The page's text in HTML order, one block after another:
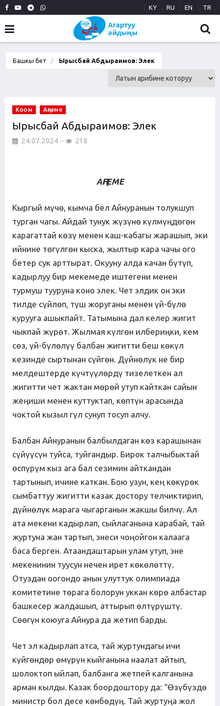
KY RU EN TR
Башкы бет Ырысбай Абдыраимов: Элек
Коом Аңгеме
Ырысбай Абдыраимов: Элек
24.07.2024 218
АҢГЕМЕ
Кыргый мүчө, кымча бел Айнуранын толукшуп
турган чагы. Айдай тунук жүзүнө күлмүңдөгөн
карагаттай көзү менен каш-кабагы жарашып, эки
ийнине төгүлгөн кыска, жылтыр кара чачы ого
бетер сук арттырат. Окууну алда качан бүтүп,
кадырлуу бир мекемеде иштегени менен
турмуш тууруна коно элек. Чет элдик он эки
тилде сүйлөп, түш жоруганы менен үй-бүлө
курууга ашыкпайт. Татымына дал келер жигит
чыкпай жүрөт. Жылмая күлгөн илбериңки, кем
сөз, үй-бүлөлүү балбан жигитти беш көкүл
кезинде сыртынан сүйгөн. Дүйнөлүк не бир
мелдештерде күчтүүлөрдү тизелеткен ал
жигитти чет жактан мөрөй утуп кайткан сайын
жеңиши менен куттуктап, көптүн арасында
чоктой кызыл гүл сунуп тосуп алчу.
Балбан Айнуранын балбылдаган көз карашынан
сүйүүсүн туйса, туйгандыр. Бирок талчыбыктай
өспүрүм кыз ага бал сезимин айткандан
тартынып, ичине каткан. Бою узун, кең көкүрөк
сымбаттуу жигитти казак достору телчиктирип,
дүйнөлүк марага чыгарганын жакшы билчү. Ал
ата мекени кадырлап, сыйлаганына карабай, тай
журтуна жан тартып, энеси чоңойгон калаага
баса берген. Атаандаштарын улам утуп, эне
мекенинин туусун нечен ирет көкөлөттү.
Отуздан оогондо анын улуттук олимпиада
комитетине төрага болорун уккан көрө албастар
башкесер жалдашып, аттырып өлтүрүштү.
Сөөгүн коюуга Айнура да жетип барды.
Чет эл кадырлап атса, тай журтундагы ичи
күйгөндөр өмүрүн кыйганына наалат айтып,
шолоктоп ыйлап, балбанга жетпей калганына
арман кылды. Казак боордоштору да: “Өзүбүздө
министр бол десе көнбөдүң. Тай журтуңа жол